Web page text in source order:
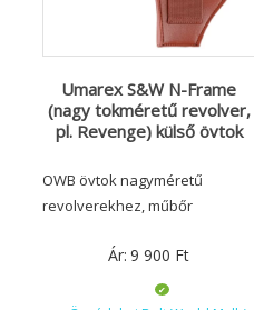
Umarex S&W N-Frame
(nagy tokméretű revolver,
pl. Revenge) külső övtok
OWB övtok nagyméretű
revolverekhez, műbőr
Ár: 9 900 Ft